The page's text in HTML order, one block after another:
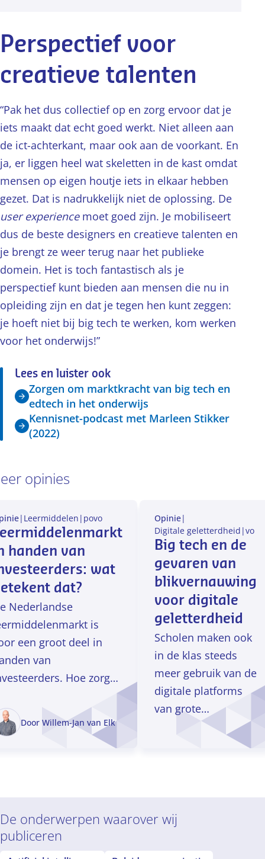
Perspectief voor
creatieve talenten
“Pak het dus collectief op en zorg ervoor dat je
iets maakt dat echt goed werkt. Niet alleen aan
de ict-achterkant, maar ook aan de voorkant. En
ja, er liggen heel wat skeletten in de kast omdat
mensen op eigen houtje iets in elkaar hebben
gezet. Dat is nadrukkelijk niet de oplossing. De
user experiencemoet goed zijn. Je mobiliseert
dus de beste designers en creatieve talenten en
je brengt ze weer terug naar het publieke
domein. Het is toch fantastisch als je
perspectief kunt bieden aan mensen die nu in
opleiding zijn en dat je tegen hen kunt zeggen:
je hoeft niet bij big tech te werken, kom werken
voor het onderwijs!”
Lees en luister ook
Zorgen om marktkracht van big tech en
edtech in het onderwijs
Kennisnet-podcast met Marleen Stikker
(2022)
opinies
handen van
wat
dat?
| Leermiddelen | povo
Nederlandse
is
een groot deel in
van
Hoe zorgen
voor publieke
in het onderwijs
Door Willem-Jan van Elk
Big tech en de
gevaren van
blikvernauwing
voor digitale
geletterdheid
Opinie|
Digitale geletterdheid |vo
Scholen maken ook
in de klas steeds
meer gebruik van de
digitale platforms
van grote
techbedrijven als
producten zijn
De onderwerpen waarover wij
publiceren